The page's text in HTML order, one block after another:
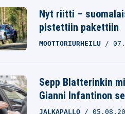
Nyt riitti –
pistettiin pakettiin
MOOTTORIURHEILU
Sepp Blatterinkin
Gianni Infantinon
JALKAPALLO